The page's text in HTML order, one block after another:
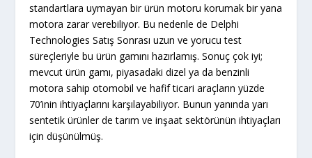
standartlara uymayan bir ürün motoru korumak bir yana
motora zarar verebiliyor. Bu nedenle de Delphi
Technologies Satış Sonrası uzun ve yorucu test
süreçleriyle bu ürün gamını hazırlamış. Sonuç çok iyi;
mevcut ürün gamı, piyasadaki dizel ya da benzinli
motora sahip otomobil ve hafif ticari araçların yüzde
70’inin ihtiyaçlarını karşılayabiliyor. Bunun yanında yarı
sentetik ürünler de tarım ve inşaat sektörünün ihtiyaçları
için düşünülmüş.